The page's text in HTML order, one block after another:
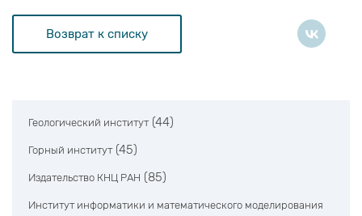
Возврат к списку
Геологический институт (44)
Горный институт (45)
Издательство КНЦ РАН (85)
Институт информатики и математического моделирования